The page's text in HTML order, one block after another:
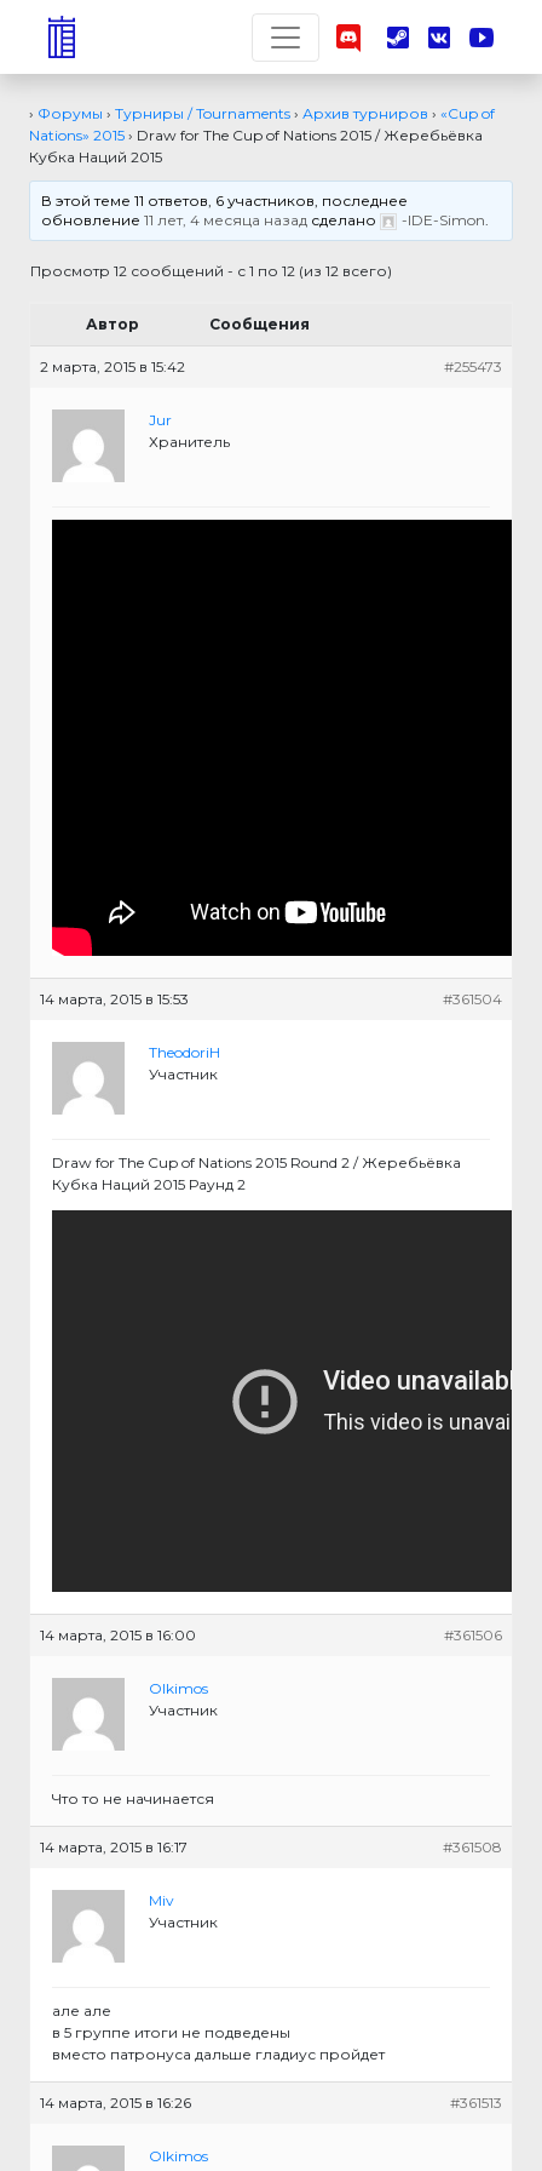
› Форумы › Турниры / Tournaments › Архив турниров › «Cup of
Nations» 2015 › Draw for The Cup of Nations 2015 / Жеребьёвка
Кубка Наций 2015
В этой теме 11 ответов, 6 участников, последнее
обновление11 лет, 4 месяца назад сделано -IDE-Simon.
Просмотр 12 сообщений - с 1 по 12 (из 12 всего)
Автор Сообщения
2 марта, 2015 в 15:42 #255473
Jur
Хранитель
14 марта, 2015 в 15:53 #361504
TheodoriH
Участник
Draw for The Cup of Nations 2015 Round 2 / Жеребьёвка
Кубка Наций 2015 Раунд 2
14 марта, 2015 в 16:00 #361506
Olkimos
Участник
Что то не начинается
14 марта, 2015 в 16:17 #361508
Miv
Участник
але але
в 5 группе итоги не подведены
вместо патронуса дальше гладиус пройдет
14 марта, 2015 в 16:26 #361513
Olkimos